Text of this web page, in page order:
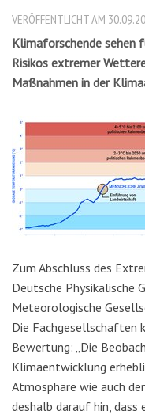
VERÖFFENTLICHT AM
Klimaforschende sehen
Risikos extremer
Maßnahmen in der
Zum Abschluss des
Deutsche Physikalische
Meteorologische
Die Fachgesellschaften
Bewertung: „Die
Klimaentwicklung
Atmosphäre wie auch
deshalb darauf hin, dass